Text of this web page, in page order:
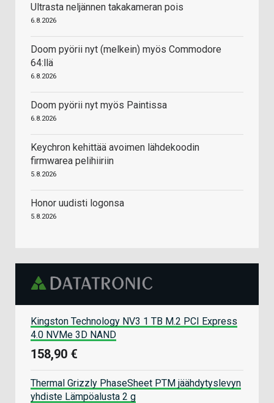
Ultrasta neljännen takakameran pois
6.8.2026
Doom pyörii nyt (melkein) myös Commodore
64:llä
6.8.2026
Doom pyörii nyt myös Paintissa
6.8.2026
Keychron kehittää avoimen lähdekoodin
firmwarea pelihiiriin
5.8.2026
Honor uudisti logonsa
5.8.2026
Kingston Technology NV3 1 TB M.2 PCI Express
4.0 NVMe 3D NAND
158,90 €
Thermal Grizzly PhaseSheet PTM jäähdytyslevyn
yhdiste Lämpöalusta 2 g